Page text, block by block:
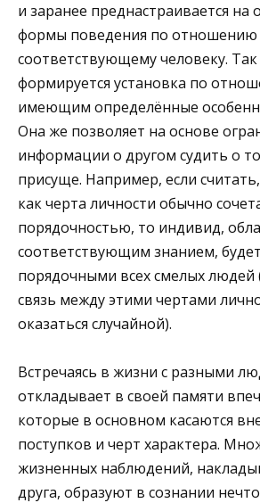
и заранее преднастраивается на
формы поведения по отношению
соответствующему человеку. Так
формируется установка по
имеющим определённые
Она же позволяет на основе
информации о другом судить о
присуще. Например, если
как черта личности обычно
порядочностью, то индивид,
соответствующим знанием,
порядочными всех смелых людей
связь между этими чертами
оказаться случайной).
Встречаясь в жизни с разными
откладывает в своей памяти
которые в основном касаются
поступков и черт характера.
жизненных наблюдений,
друга, образуют в сознании